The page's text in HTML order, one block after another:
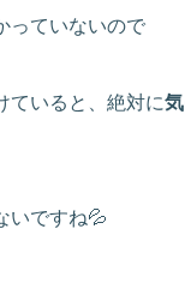
っていないので
ていると、絶対に
いですね💦